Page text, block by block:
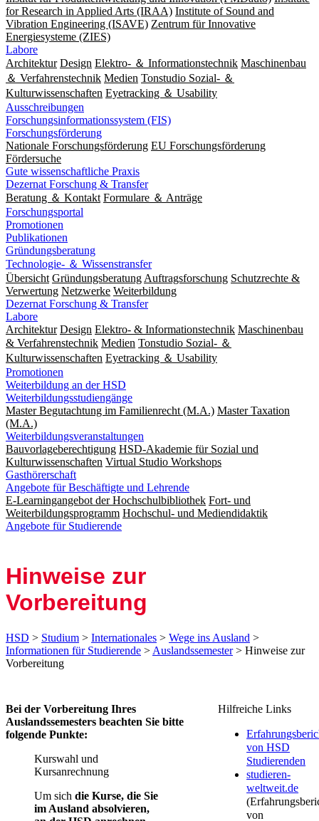
for Research in Applied Arts (IRAA) Institute of Sound and
Vibration Engineering (ISAVE) Zentrum für Innovative
Energiesysteme (ZIES)
Labore
Architektur Design Elektro- ＆ Informationstechnik Maschinenbau
＆ Verfahrenstechnik Medien Tonstudio Sozial- ＆
Kulturwissenschaften Eyetracking ＆ Usability
Ausschreibungen
Forschungsinformationssystem (FIS)
Forschungsförderung
Nationale Forschungsförderung EU Forschungsförderung
Fördersuche
Gute wissenschaftliche Praxis
Dezernat Forschung & Transfer
Beratung ＆ Kontakt Formulare ＆ Anträge
Forschungsportal
Promotionen
Publikationen
Gründungsberatung
Technologie- ＆ Wissenstransfer
Übersicht Gründungsberatung Auftragsforschung Schutzrechte &
Verwertung Netzwerke Weiterbildung
Dezernat Forschung & Transfer
Labore
Architektur Design Elektro- & Informationstechnik Maschinenbau
& Verfahrenstechnik Medien Tonstudio Sozial- ＆
Kulturwissenschaften Eyetracking ＆ Usability
Promotionen
Weiterbildung an der HSD
Weiterbildungsstudiengänge
Master Begutachtung im Familienrecht (M.A.) Master Taxation
(M.A.)
Weiterbildungsveranstaltungen
Bauvorlageberechtigung HSD-Akademie für Sozial und
Kulturwissenschaften Virtual Studio Workshops
Gasthörerschaft
Angebote für Beschäftigte und Lehrende
E-Learningangebot der Hochschulbibliothek Fort- und
Weiterbildungsprogramm Hochschul- und Mediendidaktik
Angebote für Studierende
Hinweise zur
Vorbereitung
HSD > Studium > Internationales > Wege ins Ausland >
Informationen für Studierende > Auslandssemester> Hinweise zur
Vorbereitung
​​Bei der Vorbereitung Ihres
Auslandssemesters beachten Sie bitte
folgende Punkte:
Kurswahl und
Kursanrechnung
Um sich die Kurse, die Sie
im Ausland absolvieren,
Hilfreiche Links
von HSD
Studierenden
studieren-
weltweit.de
von